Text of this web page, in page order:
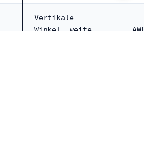
Vertikale
Winkel, weite